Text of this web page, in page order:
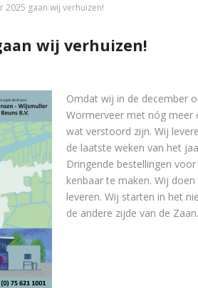
2025 gaan wij verhuizen!
wij verhuizen!
Omdat wij in de december
Wormerveer met nóg meer
wat verstoord zijn. Wij
de laatste weken van het
Dringende bestellingen
kenbaar te maken. Wij
leveren. Wij starten in het
de andere zijde van de Zaan.